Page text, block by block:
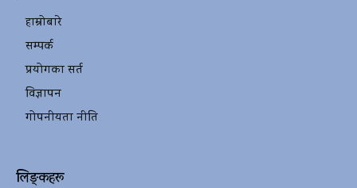
हाम्रोबारे
सम्पर्क
प्रयोगका सर्त
विज्ञापन
गोपनीयता नीति
लिङ्कहरू